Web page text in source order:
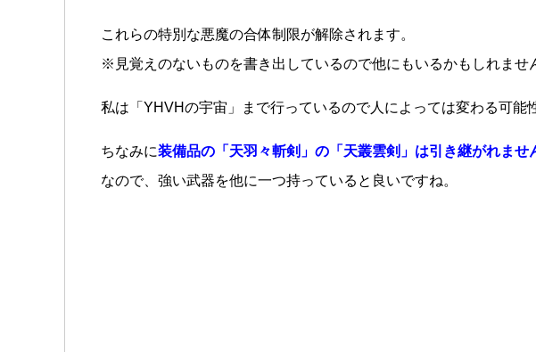
これらの特別な悪魔の合体制限が解除されます。
※見覚えのないものを書き出しているので他にもいるかもしれませ
私は「YHVHの宇宙」まで行っているので人によっては変わる可能
ちなみに装備品の「天羽々斬剣」の「天叢雲剣」は引き継がれませ
なので、強い武器を他に一つ持っていると良いですね。